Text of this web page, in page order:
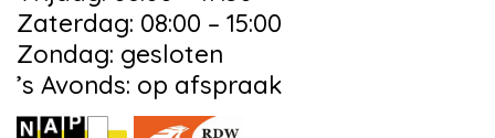
Zaterdag: 08:00 – 15:00
Zondag: gesloten
’s Avonds: op afspraak